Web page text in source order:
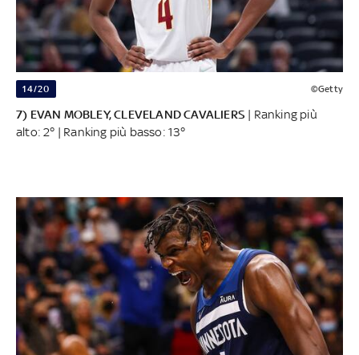
14/20 ©Getty
7) EVAN MOBLEY, CLEVELAND CAVALIERS | Ranking più
alto: 2° | Ranking più basso: 13°